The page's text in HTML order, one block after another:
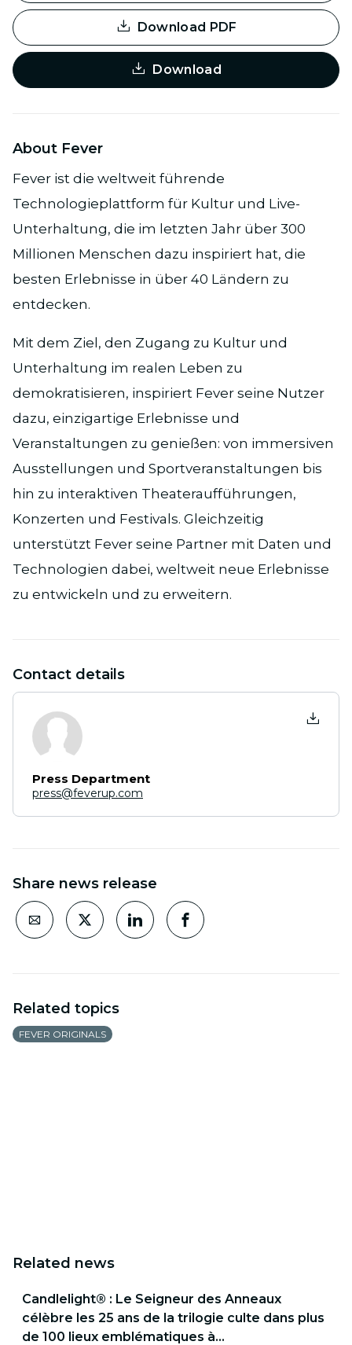
Download PDF
Download
About Fever
Fever ist die weltweit führende
Technologieplattform für Kultur und Live-
Unterhaltung, die im letzten Jahr über 300
Millionen Menschen dazu inspiriert hat, die
besten Erlebnisse in über 40 Ländern zu
entdecken.
Mit dem Ziel, den Zugang zu Kultur und
Unterhaltung im realen Leben zu
demokratisieren, inspiriert Fever seine Nutzer
dazu, einzigartige Erlebnisse und
Veranstaltungen zu genießen: von immersiven
Ausstellungen und Sportveranstaltungen bis
hin zu interaktiven Theateraufführungen,
Konzerten und Festivals. Gleichzeitig
unterstützt Fever seine Partner mit Daten und
Technologien dabei, weltweit neue Erlebnisse
zu entwickeln und zu erweitern.
Contact details
Press Department
press@feverup.com
Share news release
Related topics
FEVER ORIGINALS
Related news
Candlelight® : Le Seigneur des Anneaux
célèbre les 25 ans de la trilogie culte dans plus
de 100 lieux emblématiques à...